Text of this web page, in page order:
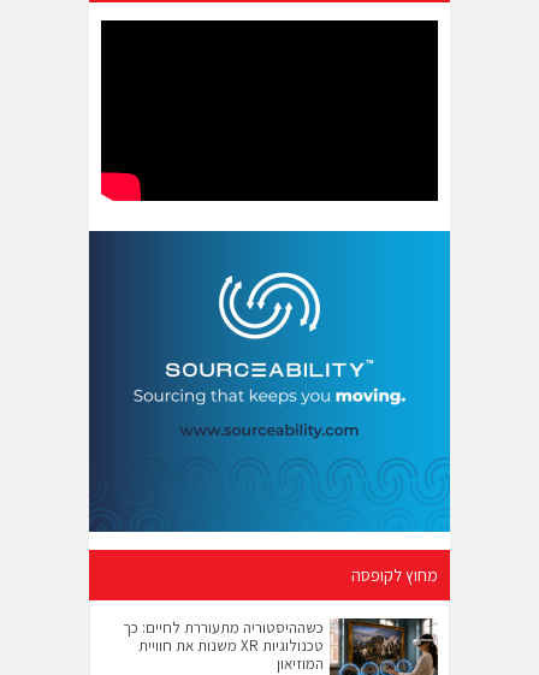
מחוץ לקופסה
כשההיסטוריה מתעוררת לחיים: כך
טכנולוגיות XR משנות את חוויית
המוזיאון